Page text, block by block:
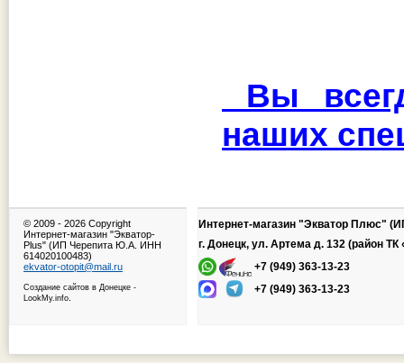
Вы
наших
© 2009 - 2026 Copyright
Интернет-магазин "Экватор-
Plus" (ИП Черепита Ю.А. ИНН
614020100483)
ekvator-otopit@mail.ru
Создание сайтов в Донецке -
LookMy.info
Интернет-магазин "Экватор Плюс"
г. Донецк, ул. Артема д. 132 (район ТК
+7 (949) 363-13-23
+7 (949) 363-13-23